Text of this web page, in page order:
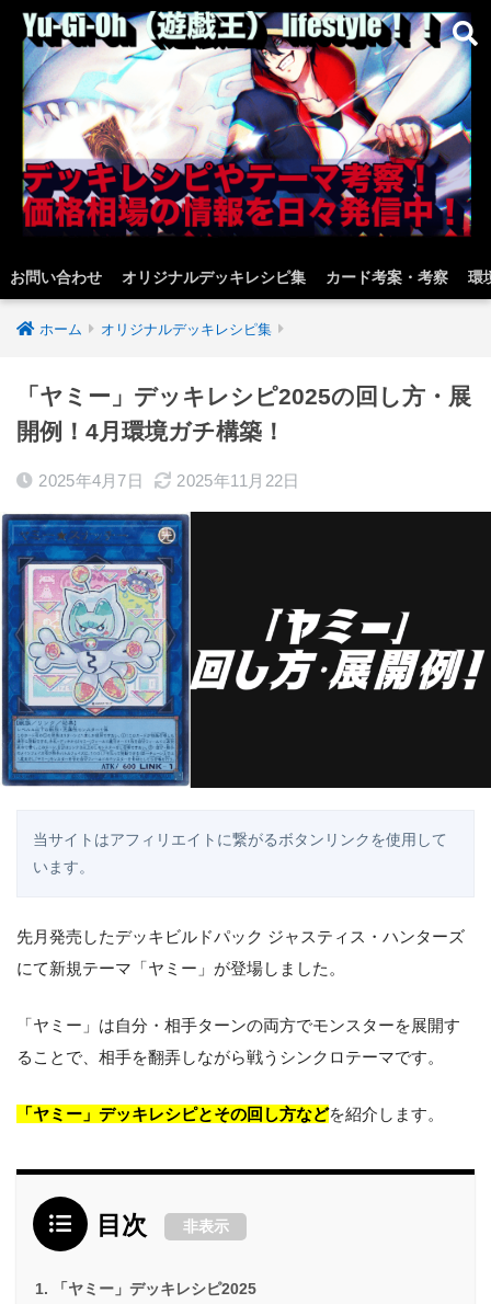
お問い合わせ オリジナルデッキレシピ集 カード考案・考察 環
ホーム オリジナルデッキレシピ集
「ヤミー」デッキレシピ2025の回し方・展
開例！4月環境ガチ構築！
2025年4月7日 2025年11月22日
当サイトはアフィリエイトに繋がるボタンリンクを使用して
います。
先月発売したデッキビルドパック ジャスティス・ハンターズ
にて新規テーマ「ヤミー」が登場しました。
「ヤミー」は自分・相手ターンの両方でモンスターを展開す
ることで、相手を翻弄しながら戦うシンクロテーマです。
「ヤミー」デッキレシピとその回し方などを紹介します。
目次 非表示
「ヤミー」デッキレシピ2025